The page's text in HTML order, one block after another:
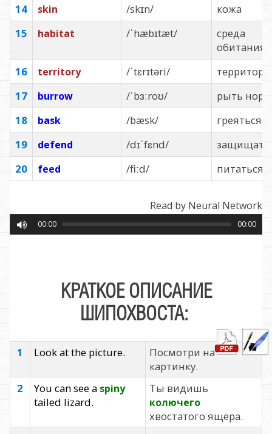
14
skin /skɪn/
кожа
15
habitat /ˈhæbɪtæt/
среда
обитания
16
territory /ˈtɛrɪtəri/
17
burrow /ˈbɜːroʊ/
рыть нору
18
bask /bæsk/
греяться
19
defend /dɪˈfɛnd/
20
feed /fiːd/ питаться
Read by Neural Network
00:00 00:00
КРАТКОЕ ОПИСАНИЕ
ШИПОХВОСТА:
1 Look at the picture.
Посмотри на
картинку.
2
You can see a spiny
tailed lizard.
Ты видишь
колючего
хвостатого ящера.